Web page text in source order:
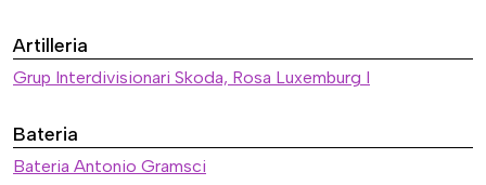
Artilleria
Grup Interdivisionari Skoda, Rosa Luxemburg I
Bateria
Bateria Antonio Gramsci